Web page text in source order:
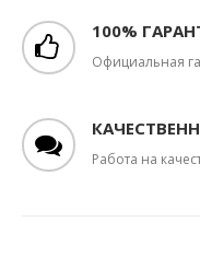
100%
Официальная
Работа на